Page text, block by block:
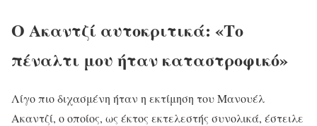
Ο Ακαντζί αυτοκριτικά: «Το
πέναλτι μου ήταν καταστροφικό»
Λίγο πιο διχασμένη ήταν η εκτίμηση του Μανουέλ
Ακαντζί, ο οποίος, ως έκτος εκτελεστής συνολικά, έστειλε